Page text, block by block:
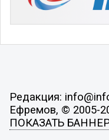
Редакция:
Ефремов, © 2005-
ПОКАЗАТЬ